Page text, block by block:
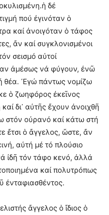
δέ
πού ἐγινόταν ὁ
καί ἀνοιγόταν ὁ τάφος
ἄν καί συγκλονισμένοι
σεισμό αὐτοί
ἀμέσως νά φύγουν, ἐνῶ
᾿Εγώ πάντως νομίζω
ὁ ζωηφόρος ἐκεῖνος
δι᾿ αὐτῆς ἔχουν ἀνοιχθῆ
στόν οὐρανό καί κάτω στή
ἔτσι ὁ ἄγγελος, ὥστε, ἄν
αὐτή μέ τό πλούσιο
ἰδῆ τόν τάφο κενό, ἀλλά
καί πολυτρόπως
ἐνταφιασθέντος.
ἄγγελος ὁ ἴδιος ὁ